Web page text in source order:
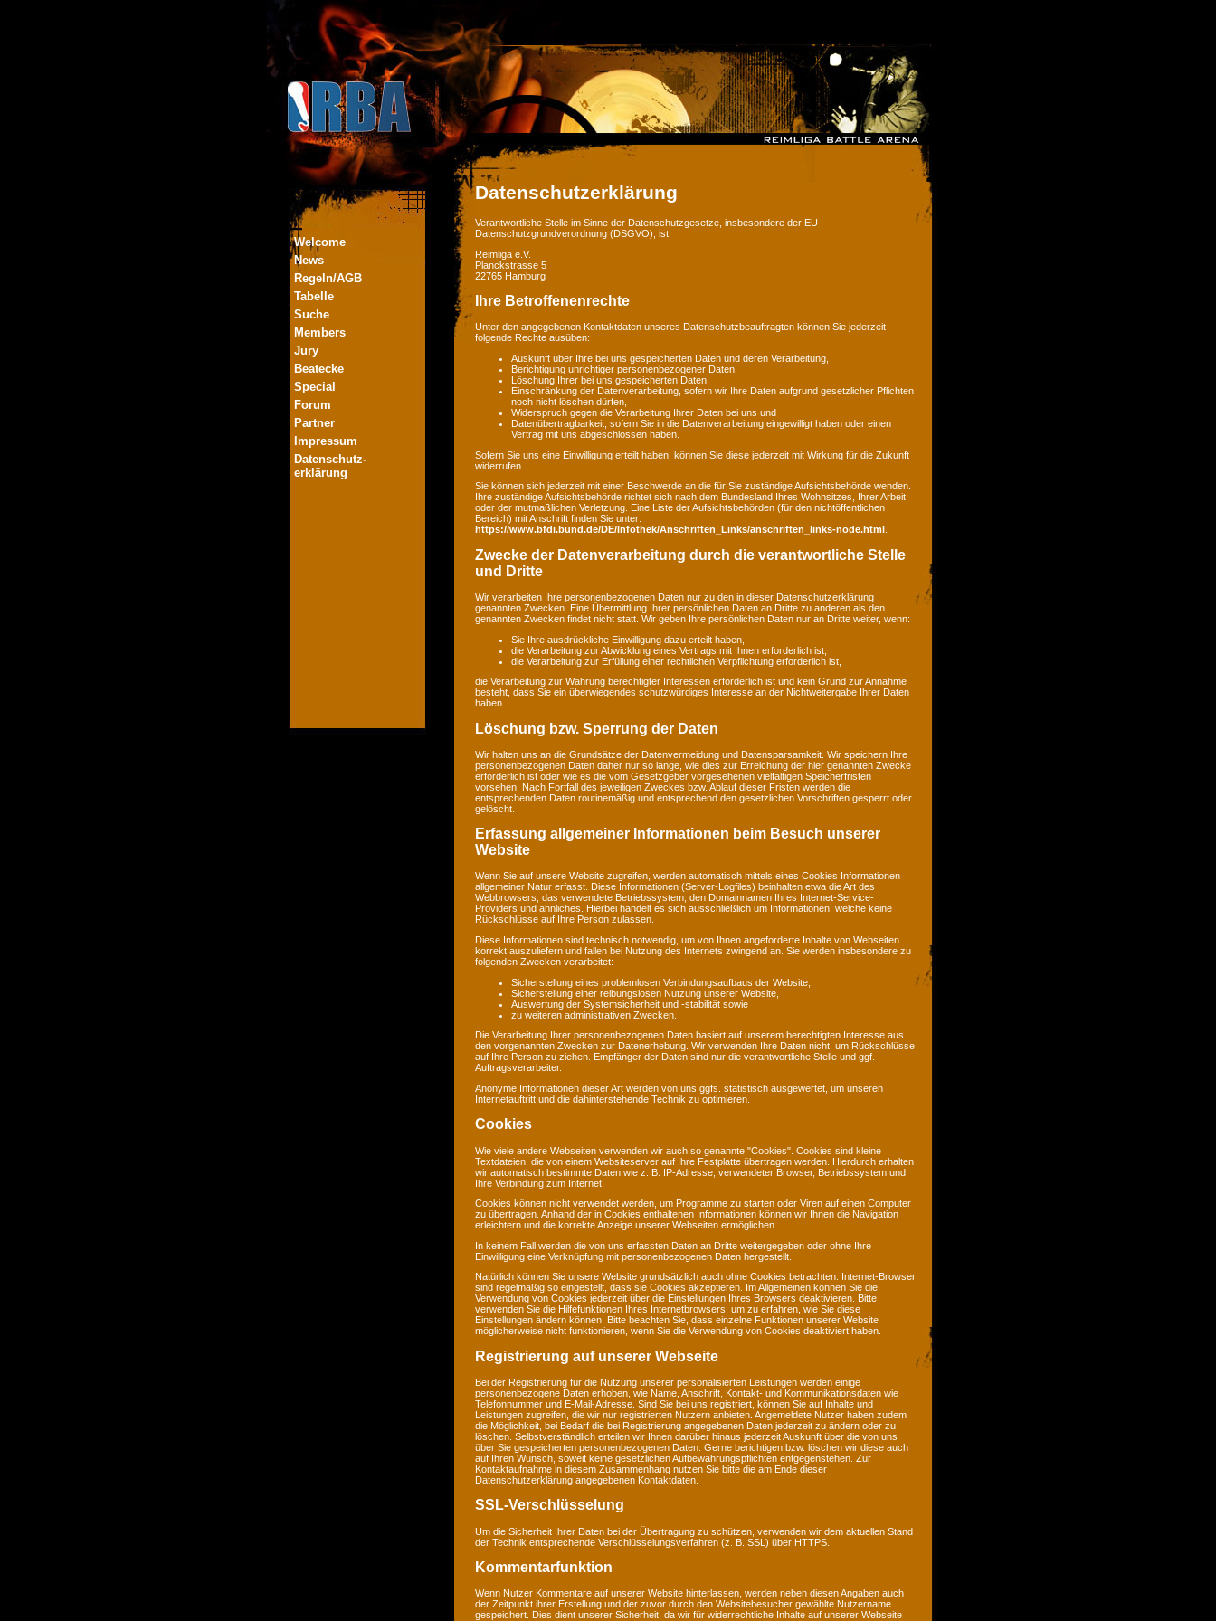
Welcome
News
Regeln/AGB
Tabelle
Suche
Members
Jury
Beatecke
Special
Forum
Partner
Impressum
Datenschutz-
erklärung
Datenschutzerklärung
Verantwortliche Stelle im Sinne der Datenschutzgesetze, insbesondere der EU-
Datenschutzgrundverordnung (DSGVO), ist:
Reimliga e.V.
Planckstrasse 5
22765 Hamburg
Ihre Betroffenenrechte
Unter den angegebenen Kontaktdaten unseres Datenschutzbeauftragten können Sie jederzeit
folgende Rechte ausüben:
Auskunft über Ihre bei uns gespeicherten Daten und deren Verarbeitung,
Berichtigung unrichtiger personenbezogener Daten,
Löschung Ihrer bei uns gespeicherten Daten,
Einschränkung der Datenverarbeitung, sofern wir Ihre Daten aufgrund gesetzlicher Pflichten
noch nicht löschen dürfen,
Widerspruch gegen die Verarbeitung Ihrer Daten bei uns und
Datenübertragbarkeit, sofern Sie in die Datenverarbeitung eingewilligt haben oder einen
Vertrag mit uns abgeschlossen haben.
Sofern Sie uns eine Einwilligung erteilt haben, können Sie diese jederzeit mit Wirkung für die Zukunft
widerrufen.
Sie können sich jederzeit mit einer Beschwerde an die für Sie zuständige Aufsichtsbehörde wenden.
Ihre zuständige Aufsichtsbehörde richtet sich nach dem Bundesland Ihres Wohnsitzes, Ihrer Arbeit
oder der mutmaßlichen Verletzung. Eine Liste der Aufsichtsbehörden (für den nichtöffentlichen
Bereich) mit Anschrift finden Sie unter:
https://www.bfdi.bund.de/DE/Infothek/Anschriften_Links/anschriften_links-node.html .
Zwecke der Datenverarbeitung durch die verantwortliche Stelle
und Dritte
Wir verarbeiten Ihre personenbezogenen Daten nur zu den in dieser Datenschutzerklärung
genannten Zwecken. Eine Übermittlung Ihrer persönlichen Daten an Dritte zu anderen als den
genannten Zwecken findet nicht statt. Wir geben Ihre persönlichen Daten nur an Dritte weiter, wenn:
Sie Ihre ausdrückliche Einwilligung dazu erteilt haben,
die Verarbeitung zur Abwicklung eines Vertrags mit Ihnen erforderlich ist,
die Verarbeitung zur Erfüllung einer rechtlichen Verpflichtung erforderlich ist,
die Verarbeitung zur Wahrung berechtigter Interessen erforderlich ist und kein Grund zur Annahme
besteht, dass Sie ein überwiegendes schutzwürdiges Interesse an der Nichtweitergabe Ihrer Daten
haben.
Löschung bzw. Sperrung der Daten
Wir halten uns an die Grundsätze der Datenvermeidung und Datensparsamkeit. Wir speichern Ihre
personenbezogenen Daten daher nur so lange, wie dies zur Erreichung der hier genannten Zwecke
erforderlich ist oder wie es die vom Gesetzgeber vorgesehenen vielfältigen Speicherfristen
vorsehen. Nach Fortfall des jeweiligen Zweckes bzw. Ablauf dieser Fristen werden die
entsprechenden Daten routinemäßig und entsprechend den gesetzlichen Vorschriften gesperrt oder
gelöscht.
Erfassung allgemeiner Informationen beim Besuch unserer
Website
Wenn Sie auf unsere Website zugreifen, werden automatisch mittels eines Cookies Informationen
allgemeiner Natur erfasst. Diese Informationen (Server-Logfiles) beinhalten etwa die Art des
Webbrowsers, das verwendete Betriebssystem, den Domainnamen Ihres Internet-Service-
Providers und ähnliches. Hierbei handelt es sich ausschließlich um Informationen, welche keine
Rückschlüsse auf Ihre Person zulassen.
Diese Informationen sind technisch notwendig, um von Ihnen angeforderte Inhalte von Webseiten
korrekt auszuliefern und fallen bei Nutzung des Internets zwingend an. Sie werden insbesondere zu
folgenden Zwecken verarbeitet:
Sicherstellung eines problemlosen Verbindungsaufbaus der Website,
Sicherstellung einer reibungslosen Nutzung unserer Website,
Auswertung der Systemsicherheit und -stabilität sowie
zu weiteren administrativen Zwecken.
Die Verarbeitung Ihrer personenbezogenen Daten basiert auf unserem berechtigten Interesse aus
den vorgenannten Zwecken zur Datenerhebung. Wir verwenden Ihre Daten nicht, um Rückschlüsse
auf Ihre Person zu ziehen. Empfänger der Daten sind nur die verantwortliche Stelle und ggf.
Auftragsverarbeiter.
Anonyme Informationen dieser Art werden von uns ggfs. statistisch ausgewertet, um unseren
Internetauftritt und die dahinterstehende Technik zu optimieren.
Cookies
Wie viele andere Webseiten verwenden wir auch so genannte "Cookies". Cookies sind kleine
Textdateien, die von einem Websiteserver auf Ihre Festplatte übertragen werden. Hierdurch erhalten
wir automatisch bestimmte Daten wie z. B. IP-Adresse, verwendeter Browser, Betriebssystem und
Ihre Verbindung zum Internet.
Cookies können nicht verwendet werden, um Programme zu starten oder Viren auf einen Computer
zu übertragen. Anhand der in Cookies enthaltenen Informationen können wir Ihnen die Navigation
erleichtern und die korrekte Anzeige unserer Webseiten ermöglichen.
In keinem Fall werden die von uns erfassten Daten an Dritte weitergegeben oder ohne Ihre
Einwilligung eine Verknüpfung mit personenbezogenen Daten hergestellt.
Natürlich können Sie unsere Website grundsätzlich auch ohne Cookies betrachten. Internet-Browser
sind regelmäßig so eingestellt, dass sie Cookies akzeptieren. Im Allgemeinen können Sie die
Verwendung von Cookies jederzeit über die Einstellungen Ihres Browsers deaktivieren. Bitte
verwenden Sie die Hilfefunktionen Ihres Internetbrowsers, um zu erfahren, wie Sie diese
Einstellungen ändern können. Bitte beachten Sie, dass einzelne Funktionen unserer Website
möglicherweise nicht funktionieren, wenn Sie die Verwendung von Cookies deaktiviert haben.
Registrierung auf unserer Webseite
Bei der Registrierung für die Nutzung unserer personalisierten Leistungen werden einige
personenbezogene Daten erhoben, wie Name, Anschrift, Kontakt- und Kommunikationsdaten wie
Telefonnummer und E-Mail-Adresse. Sind Sie bei uns registriert, können Sie auf Inhalte und
Leistungen zugreifen, die wir nur registrierten Nutzern anbieten. Angemeldete Nutzer haben zudem
die Möglichkeit, bei Bedarf die bei Registrierung angegebenen Daten jederzeit zu ändern oder zu
löschen. Selbstverständlich erteilen wir Ihnen darüber hinaus jederzeit Auskunft über die von uns
über Sie gespeicherten personenbezogenen Daten. Gerne berichtigen bzw. löschen wir diese auch
auf Ihren Wunsch, soweit keine gesetzlichen Aufbewahrungspflichten entgegenstehen. Zur
Kontaktaufnahme in diesem Zusammenhang nutzen Sie bitte die am Ende dieser
Datenschutzerklärung angegebenen Kontaktdaten.
SSL-Verschlüsselung
Um die Sicherheit Ihrer Daten bei der Übertragung zu schützen, verwenden wir dem aktuellen Stand
der Technik entsprechende Verschlüsselungsverfahren (z. B. SSL) über HTTPS.
Kommentarfunktion
Wenn Nutzer Kommentare auf unserer Website hinterlassen, werden neben diesen Angaben auch
der Zeitpunkt ihrer Erstellung und der zuvor durch den Websitebesucher gewählte Nutzername
gespeichert. Dies dient unserer Sicherheit, da wir für widerrechtliche Inhalte auf unserer Webseite